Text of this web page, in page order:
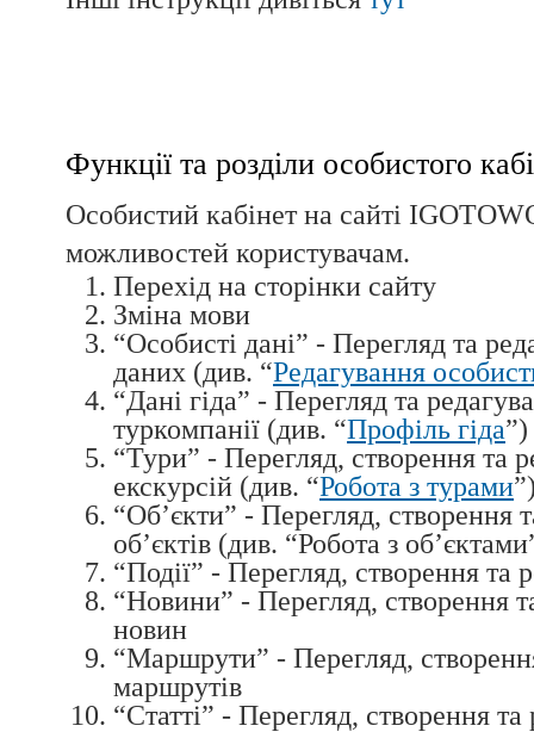
Функції та розділи особистого
Особистий кабінет на сайті
можливостей користувачам.
Перехід на сторінки сайту
Зміна мови
“Особисті дані” - Перегляд та
даних (див. “Редагування
“Дані гіда” - Перегляд та
туркомпанії (див. “Профіль гіда”)
“Тури” - Перегляд, створення та
екскурсій (див. “Робота з турами
“Об’єкти” - Перегляд, створення
об’єктів (див. “Робота з
“Події” - Перегляд, створення та
“Новини” - Перегляд, створення
новин
“Маршрути” - Перегляд,
маршрутів
“Статті” - Перегляд, створення та